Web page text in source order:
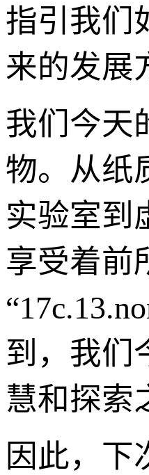
指引我们
来的发展
我们今天
物。从纸
实验室到
享受着前
到，我们
慧和探索
因此，下